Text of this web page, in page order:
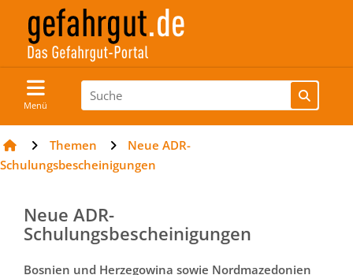
Menü
Themen
Neue ADR-
Schulungsbescheinigungen
Neue ADR-
Schulungsbescheinigungen
Bosnien und Herzegowina sowie Nordmazedonien